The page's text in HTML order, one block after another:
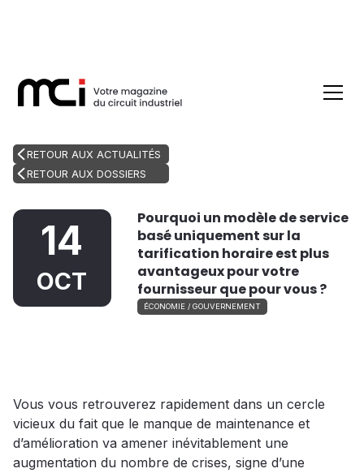
RETOUR AUX ACTUALITÉS
RETOUR AUX DOSSIERS
14
OCT
Pourquoi un modèle de service
basé uniquement sur la
tarification horaire est plus
avantageux pour votre
fournisseur que pour vous ?
ÉCONOMIE / GOUVERNEMENT
Vous vous retrouverez rapidement dans un cercle
vicieux du fait que le manque de maintenance et
d’amélioration va amener inévitablement une
augmentation du nombre de crises, signe d’une